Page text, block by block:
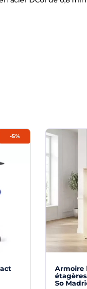
-5%
Armoire
So